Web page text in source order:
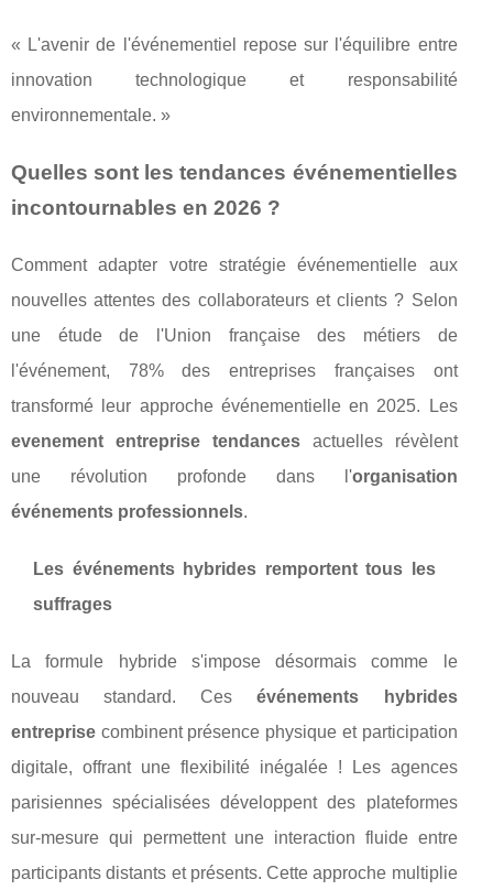
« L'avenir de l'événementiel repose sur l'équilibre entre
innovation technologique et responsabilité
environnementale. »
Quelles sont les tendances événementielles
incontournables en 2026 ?
Comment adapter votre stratégie événementielle aux
nouvelles attentes des collaborateurs et clients ? Selon
une étude de l'Union française des métiers de
l'événement, 78% des entreprises françaises ont
transformé leur approche événementielle en 2025. Les
evenement entreprise tendancesactuelles révèlent
une révolution profonde dans l'organisation
événements professionnels.
Les événements hybrides remportent tous les
suffrages
La formule hybride s'impose désormais comme le
nouveau standard. Cesévénements hybrides
entreprise combinent présence physique et participation
digitale, offrant une flexibilité inégalée ! Les agences
parisiennes spécialisées développent des plateformes
sur-mesure qui permettent une interaction fluide entre
participants distants et présents. Cette approche multiplie